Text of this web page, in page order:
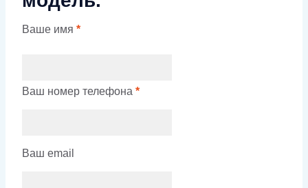
Ваше имя *
Ваш номер телефона *
Ваш email